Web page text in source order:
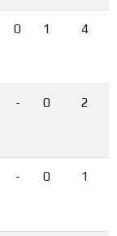
0 1 4
- 0 2
- 0 1